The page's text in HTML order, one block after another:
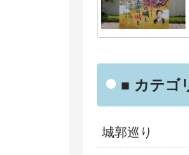
■ カテゴ
城郭巡り